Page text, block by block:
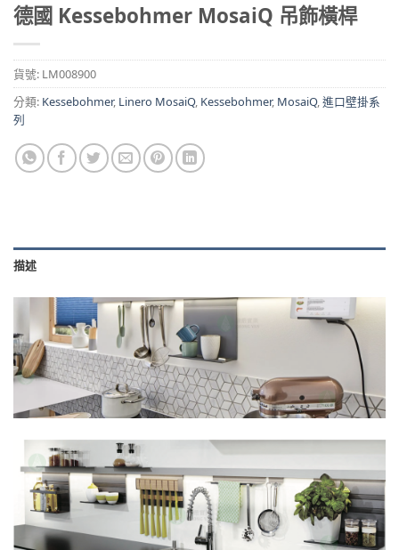
德國 Kessebohmer MosaiQ 吊飾橫桿
貨號: LM008900
分類: Kessebohmer, Linero MosaiQ, Kessebohmer, MosaiQ,進口壁掛系
列
描述